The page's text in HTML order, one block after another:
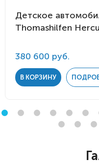
Детское
Thomashilfen
380 600 руб.
В КОРЗИНУ